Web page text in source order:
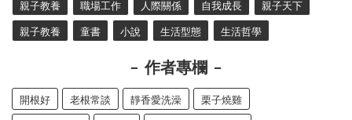
親子教養 職場工作 人際關係 自我成長 親子天下
親子教養 童書 小說 生活型態 生活哲學
作者專欄
開根好 老根常談 靜香愛洗澡 栗子燒雞